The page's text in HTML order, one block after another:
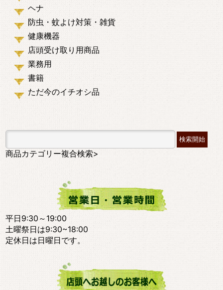
ヘナ
防虫・蚊よけ対策・雑貨
健康機器
店頭受け取り用商品
業務用
書籍
ただ今のイチオシ品
商品カテゴリー複合検索>
平日9:30～19:00
土曜祭日は9:30~18:00
定休日は日曜日です。